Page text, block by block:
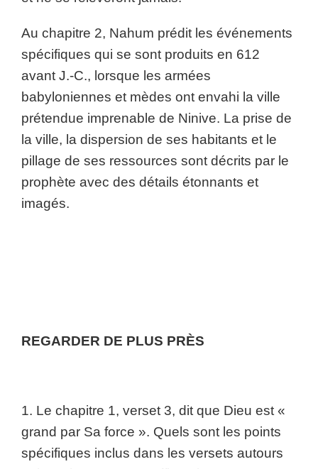
Au chapitre 2, Nahum prédit les événements
spécifiques qui se sont produits en 612
avant J.-C., lorsque les armées
babyloniennes et mèdes ont envahi la ville
prétendue imprenable de Ninive. La prise de
la ville, la dispersion de ses habitants et le
pillage de ses ressources sont décrits par le
prophète avec des détails étonnants et
imagés.
REGARDER DE PLUS PRÈS
1. Le chapitre 1, verset 3, dit que Dieu est «
grand par Sa force ». Quels sont les points
spécifiques inclus dans les versets autours